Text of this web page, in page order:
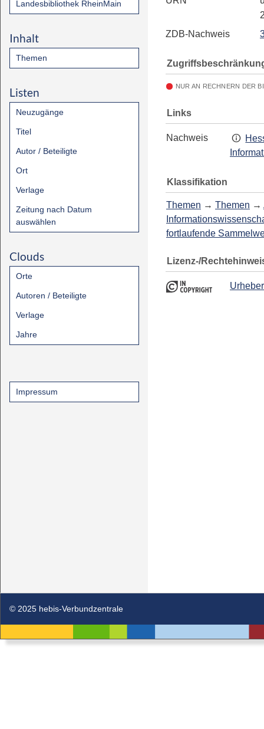
Landesbibliothek RheinMain
Inhalt
Themen
Listen
Neuzugänge
Titel
Autor / Beteiligte
Ort
Verlage
Zeitung nach Datum
auswählen
Clouds
Orte
Autoren / Beteiligte
Verlage
Jahre
Impressum
ZDB-Nachweis
NUR AN RECHNERN DER
Links
Nachweis
Klassifikation
Themen → Themen →
fortlaufende
Lizenz-/
© 2025 hebis-Verbundzentrale